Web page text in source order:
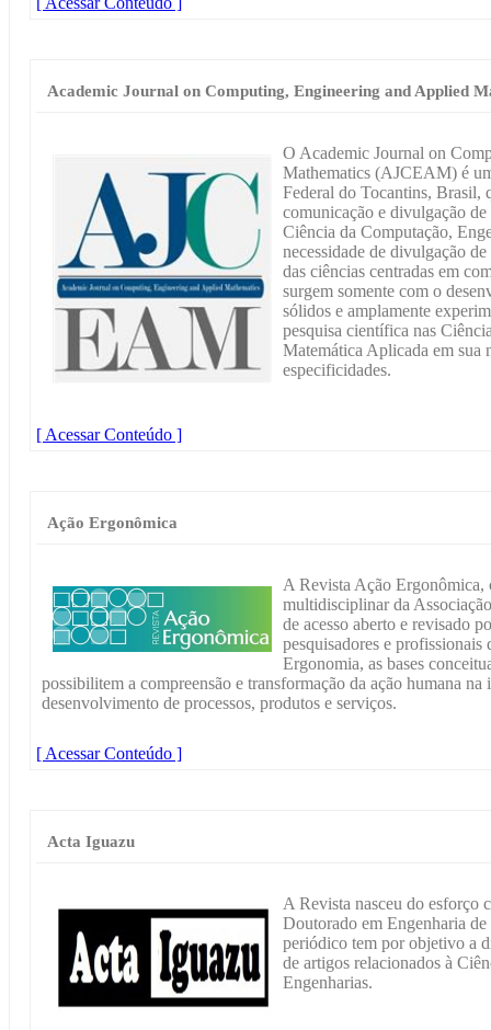
Academic Journal on Computing, Engineering and Applied
O Academic Journal on
Mathematics (AJCEAM) é
Federal do Tocantins, Brasil,
comunicação e divulgação de
Ciência da Computação,
necessidade de divulgação
das ciências centradas em
surgem somente com o
sólidos e amplamente
pesquisa científica nas
Matemática Aplicada em sua
especificidades.
[ Acessar Conteúdo ]
Ação Ergonômica
A Revista Ação Ergonômica,
multidisciplinar da
de acesso aberto e revisado
pesquisadores e profissionais
Ergonomia, as bases
possibilitem a compreensão e transformação da ação humana
desenvolvimento de processos, produtos e serviços.
[ Acessar Conteúdo ]
Acta Iguazu
A Revista nasceu do esforço
Doutorado em Engenharia
periódico tem por objetivo a
de artigos relacionados à
Engenharias.